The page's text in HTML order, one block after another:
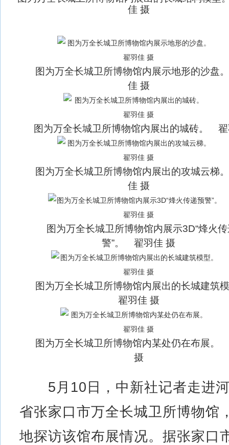
佳 摄
图为万全长城卫所博物馆内展示地形的沙盘
佳 摄
图为万全长城卫所博物馆内展出的城砖。
图为万全长城卫所博物馆内展出的攻城云梯
佳 摄
图为万全长城卫所博物馆内展示3D“烽火
警”。 翟羽佳 摄
图为万全长城卫所博物馆内展出的长城建
翟羽佳 摄
图为万全长城卫所博物馆内某处仍在布展。
摄
5月10日，中新社记者走进
省张家口市万全长城卫所博物馆
地探访该馆布展情况。据张家口